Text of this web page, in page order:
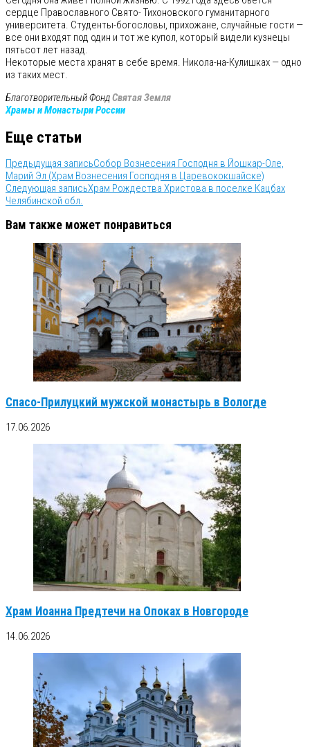
сердце Православного Свято- Тихоновского гуманитарного
университета. Студенты-богословы, прихожане, случайные гости —
все они входят под один и тот же купол, который видели кузнецы
пятьсот лет назад.
Некоторые места хранят в себе время. Никола-на-Кулишках — одно
из таких мест.
Благотворительный ФондСвятая Земля
Храмы и Монастыри России
Еще статьи
Предыдущая записьСобор Вознесения Господня в Йошкар-Оле,
Марий Эл (Храм Вознесения Господня в Царевококшайске)
Следующая записьХрам Рождества Христова в поселке Кацбах
Челябинской обл.
Вам также может понравиться
Спасо-Прилуцкий мужской монастырь в Вологде
17.06.2026
Храм Иоанна Предтечи на Опоках в Новгороде
14.06.2026